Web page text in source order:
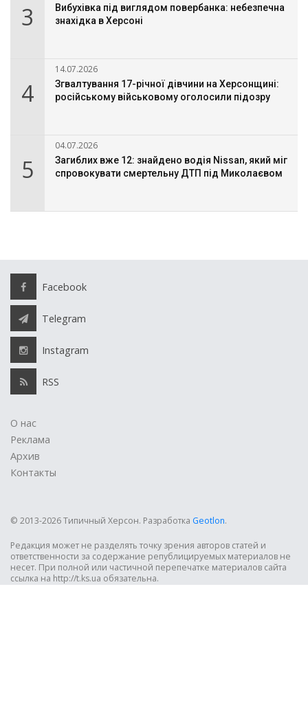
3
Вибухівка під виглядом повербанка: небезпечна
знахідка в Херсоні
4
14.07.2026
Згвалтування 17-річної дівчини на Херсонщині:
російському військовому оголосили підозру
5
04.07.2026
Загиблих вже 12: знайдено водія Nissan, який міг
спровокувати смертельну ДТП під Миколаєвом
Facebook
Telegram
Instagram
RSS
О нас
Реклама
Архив
Контакты
© 2013-2026 Типичный Херсон. Разработка Geotlon.
Редакция может не разделять точку зрения авторов статей и
ответственности за содержание републицируемых материалов не
несет. При полной или частичной перепечатке материалов сайта
ссылка на http://t.ks.ua обязательна.